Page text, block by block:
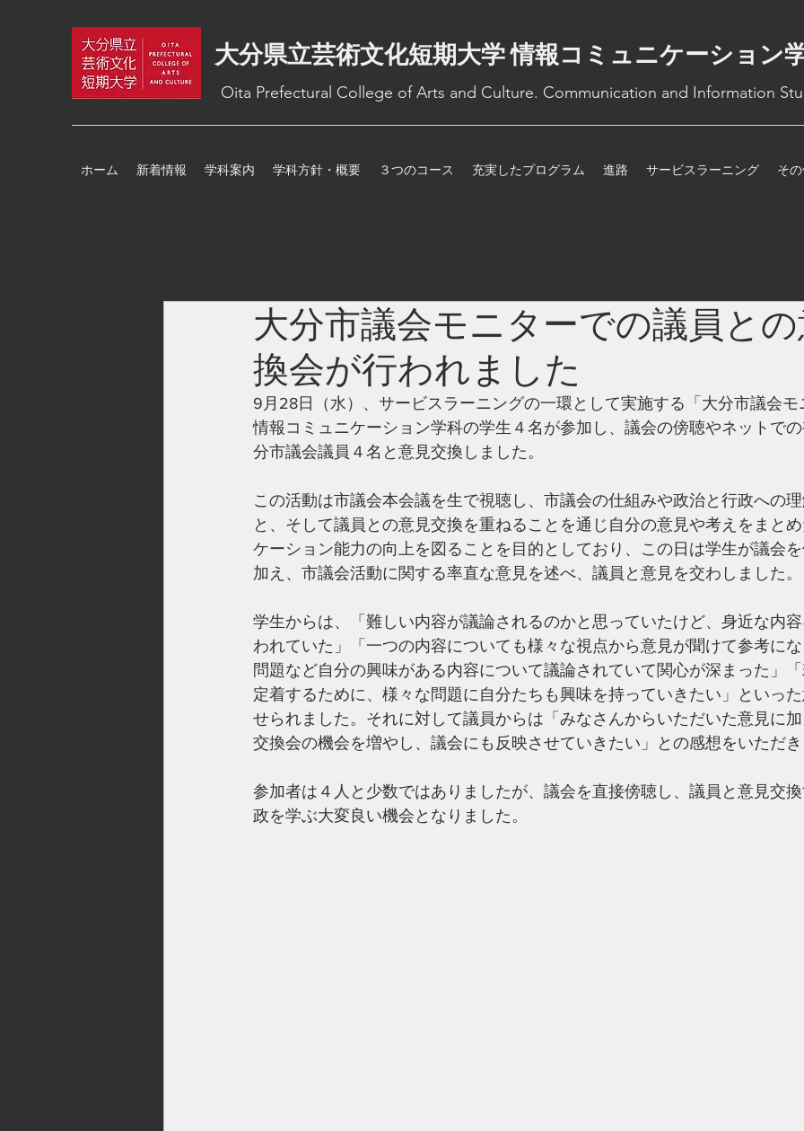
大分県立芸術文化短期大学 情報コミュニケーション
Oita Prefectural College of Arts and Culture. Communication and Information
ホーム 新着情報 学科案内 学科方針・概要 ３つのコース 充実したプログラム 進路 サービスラーニング そ
大分市議会モニターでの議員と
換会が行われました
9月28日（水）、サービスラーニングの一環として実施する「大分市議会モ
情報コミュニケーション学科の学生４名が参加し、議会の傍聴やネットで
分市議会議員４名と意見交換しました。
この活動は市議会本会議を生で視聴し、市議会の仕組みや政治と行政への
と、そして議員との意見交換を重ねることを通じ自分の意見や考えをまと
ケーション能力の向上を図ることを目的としており、この日は学生が議会
加え、市議会活動に関する率直な意見を述べ、議員と意見を交わしました。
学生からは、「難しい内容が議論されるのかと思っていたけど、身近な内
われていた」「一つの内容についても様々な視点から意見が聞けて参考に
問題など自分の興味がある内容について議論されていて関心が深まった」
定着するために、様々な問題に自分たちも興味を持っていきたい」といっ
せられました。それに対して議員からは「みなさんからいただいた意見に
交換会の機会を増やし、議会にも反映させていきたい」との感想をいただき
参加者は４人と少数ではありましたが、議会を直接傍聴し、議員と意見交
政を学ぶ大変良い機会となりました。